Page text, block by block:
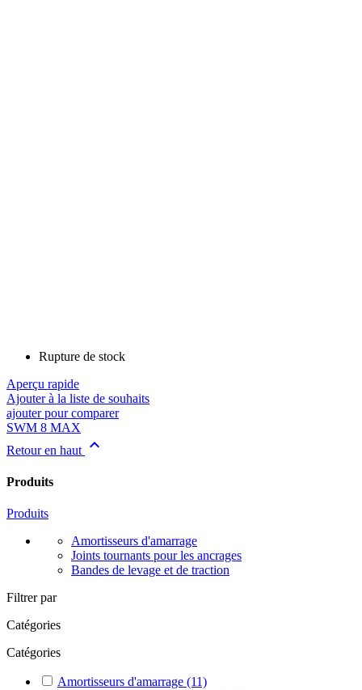
Rupture de stock
Aperçu rapide
Ajouter à la liste de souhaits
ajouter pour comparer
SWM 8 MAX
Retour en haut 
Produits
Produits
Amortisseurs d'amarrage
Joints tournants pour les ancrages
Bandes de levage et de traction
Filtrer par
Catégories
Catégories
Amortisseurs d'amarrage (11)